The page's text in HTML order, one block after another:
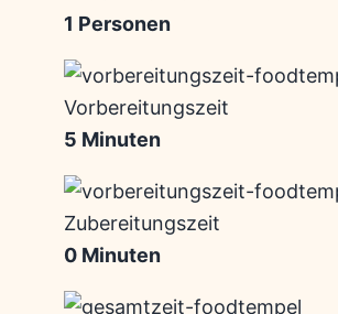
1 Personen
Vorbereitungszeit
5 Minuten
Zubereitungszeit
0 Minuten